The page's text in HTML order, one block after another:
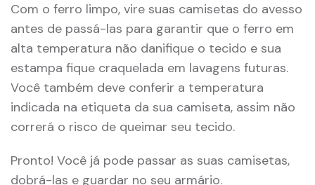
Com o ferro limpo, vire suas camisetas do avesso
antes de passá-las para garantir que o ferro em
alta temperatura não danifique o tecido e sua
estampa fique craquelada em lavagens futuras.
Você também deve conferir a temperatura
indicada na etiqueta da sua camiseta, assim não
correrá o risco de queimar seu tecido.
Pronto! Você já pode passar as suas camisetas,
dobrá-las e guardar no seu armário.